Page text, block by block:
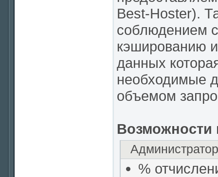
Best-Hoster).
соблюдением
кэшированию
данных
необходимые
объемом
Возможности
%